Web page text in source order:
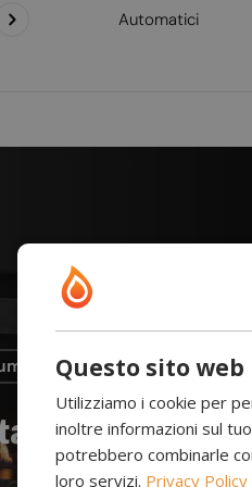
Automatici
Questo sito
Utilizziamo i cookie per
inoltre informazioni sul
potrebbero combinarle
loro servizi. Privacy Policy